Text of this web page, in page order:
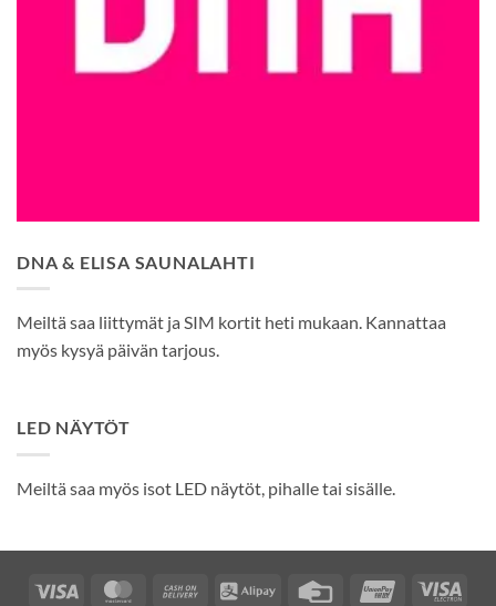
DNA & ELISA SAUNALAHTI
Meiltä saa liittymät ja SIM kortit heti mukaan. Kannattaa
myös kysyä päivän tarjous.
LED NÄYTÖT
Meiltä saa myös isot LED näytöt, pihalle tai sisälle.
Visa MasterCardCash
Alipay
Credit
UnionPayVisa